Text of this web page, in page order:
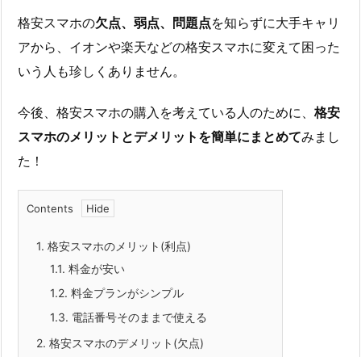
格安スマホの欠点、弱点、問題点を知らずに大手キャリ
アから、イオンや楽天などの格安スマホに変えて困った
いう人も珍しくありません。
今後、格安スマホの購入を考えている人のために、 格安
スマホのメリットとデメリットを簡単にまとめてみまし
た！
Contents
1. 格安スマホのメリット(利点)
1.1. 料金が安い
1.2. 料金プランがシンプル
1.3. 電話番号そのままで使える
2. 格安スマホのデメリット(欠点)